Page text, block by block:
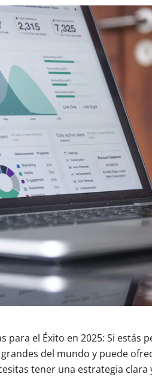
para el Éxito en 2025: Si
del mundo y puede
tener una estrategia